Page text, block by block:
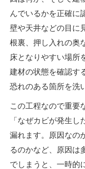
んでいるかを正確に
壁や天井などの目に
根裏、押し入れの奥
床となりやすい場所
建材の状態を確認す
恐れのある箇所を洗
この工程なので重要
「なぜカビが発生
漏れます。原因なの
るのか​​など、原因は
でしまうと、一時的